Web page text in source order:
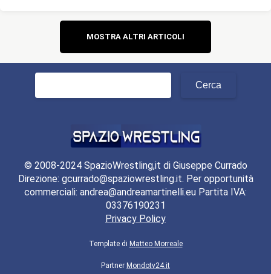
Navigazione
articoli
MOSTRA ALTRI ARTICOLI
© 2008-2024 SpazioWrestling,it di Giuseppe Currado
Direzione: gcurrado@spaziowrestling.it. Per opportunità
commerciali: andrea@andreamartinelli.eu Partita IVA:
03376190231
Privacy Policy
Template di Matteo Morreale
Partner Mondotv24.it